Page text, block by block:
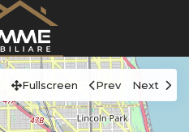
Fullscreen Prev Next